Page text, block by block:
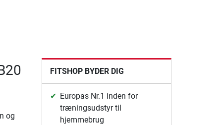
og
FITSHOP BYDER DIG
Europas Nr.1 inden for
træningsudstyr til
hjemmebrug